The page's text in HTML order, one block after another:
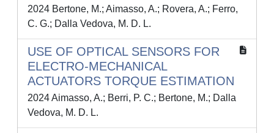
2024 Bertone, M.; Aimasso, A.; Rovera, A.; Ferro,
C. G.; Dalla Vedova, M. D. L.
USE OF OPTICAL SENSORS FOR
ELECTRO-MECHANICAL
ACTUATORS TORQUE ESTIMATION
2024 Aimasso, A.; Berri, P. C.; Bertone, M.; Dalla
Vedova, M. D. L.